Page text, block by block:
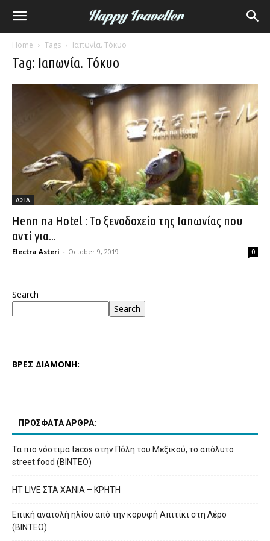
Home Tags Ιαπωνία. Τόκυο
Tag: Ιαπωνία. Τόκυο
ΑΣΙΑ
Henn na Hotel : Το ξενοδοχείο της Ιαπωνίας που
αντί για...
Electra Asteri - October 9, 2019 0
Search
Search
ΒΡΕΣ ΔΙΑΜΟΝΗ:
ΠΡΟΣΦΑΤΑ ΑΡΘΡΑ:
Τα πιο νόστιμα tacos στην Πόλη του Μεξικού, το απόλυτο
street food (ΒΙΝΤΕΟ)
HT LIVE ΣΤΑ ΧΑΝΙΑ – ΚΡΗΤΗ
Επική ανατολή ηλίου από την κορυφή Απιτίκι στη Λέρο
(ΒΙΝΤΕΟ)